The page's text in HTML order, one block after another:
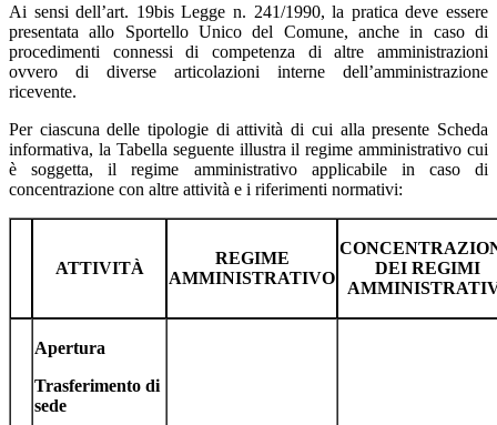
Ai sensi dell’art. 19bis Legge n. 241/1990, la pratica deve essere
presentata allo Sportello Unico del Comune, anche in caso di
procedimenti connessi di competenza di altre amministrazioni
ovvero di diverse articolazioni interne dell’amministrazione
ricevente.
Per ciascuna delle tipologie di attività di cui alla presente Scheda
informativa, la Tabella seguente illustra il regime amministrativo cui
è soggetta, il regime amministrativo applicabile in caso di
concentrazione con altre attività e i riferimenti normativi:
ATTIVITÀ
REGIME
AMMINISTRATIVO
DEI REGIMI
Apertura
Trasferimento di
sede